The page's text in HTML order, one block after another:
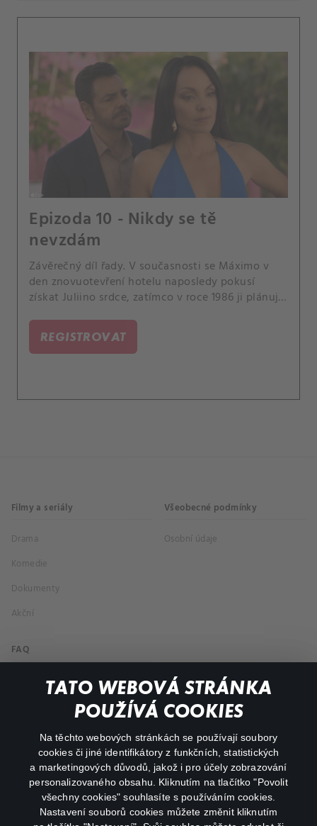
TATO WEBOVÁ STRÁNKA
POUŽÍVÁ COOKIES
Na těchto webových stránkách se používají soubory
cookies či jiné identifikátory z funkčních, statistických
a marketingových důvodů, jakož i pro účely zobrazování
personalizovaného obsahu. Kliknutím na tlačítko "Povolit
všechny cookies" souhlasíte s používáním cookies.
Nastavení souborů cookies můžete změnit kliknutím
Epizoda 10 - Nikdy se tě
nevzdám
Závěrečný díl řady. V současnosti se Máximo v
den znovuotevření hotelu naposledy pokusí
získat Juliino srdce, zatímco v roce 1986 ji plánuje
REGISTROVAT
Filmy a seriály
Drama
Komedie
Dokumenty
Akční
Všeobecné podmínky
Osobní údaje
FAQ
Můj účet
Důležité odkazy
facebookinstagram
youtube